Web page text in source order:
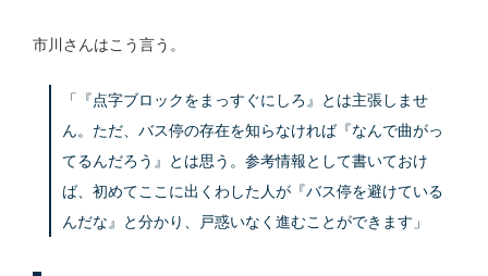
市川さんはこう言う。
「『点字ブロックをまっすぐにしろ』とは主張しませ
ん。ただ、バス停の存在を知らなければ『なんで曲がっ
てるんだろう』とは思う。参考情報として書いておけ
ば、初めてここに出くわした人が『バス停を避けている
んだな』と分かり、戸惑いなく進むことができます」